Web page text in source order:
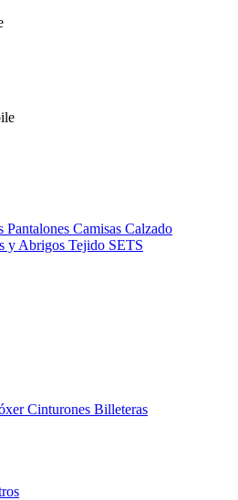
Pantalones Camisas Calzado
y Abrigos Tejido SETS
Cinturones Billeteras